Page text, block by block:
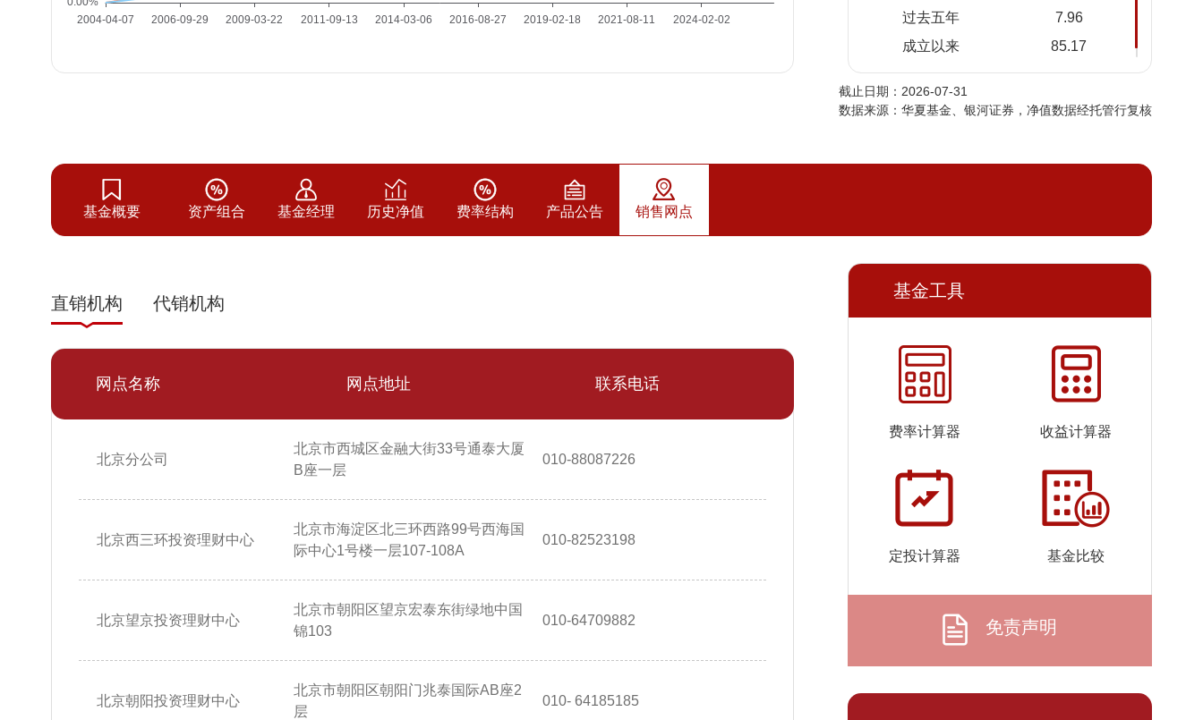
过去五年
7.96
成立以来
85.17
08-04
2026-
0.848%
2026-
08-02
0.847%
08-01
07-30
2026-
0.847%
2026-
07-28
0.850%
2026-
0.852%
2026-
0.853%
0.852%
07-24
2026-
0.852% 0.2334
07-22
0.859%
2026-
0.860% 0.2326
截止日期：2026-07-31
数据来源：华夏基金、银河证券，净值数据经托管行复核
基金概要 资产组合 基金经理 历史净值 费率结构 产品公告 销售网点
直销机构 代销机构
网点名称 网点地址 联系电话
北京分公司
北京市西城区金融大街33号通泰大厦
B座一层
010-88087226
北京西三环投资理财中心
北京市海淀区北三环西路99号西海国
际中心1号楼一层107-108A
010-82523198
北京望京投资理财中心
北京市朝阳区望京宏泰东街绿地中国
锦103
010-64709882
北京朝阳投资理财中心
北京市朝阳区朝阳门兆泰国际AB座2
层
010- 64185185
基金工具
费率计算器 收益计算器
定投计算器 基金比较
免责声明